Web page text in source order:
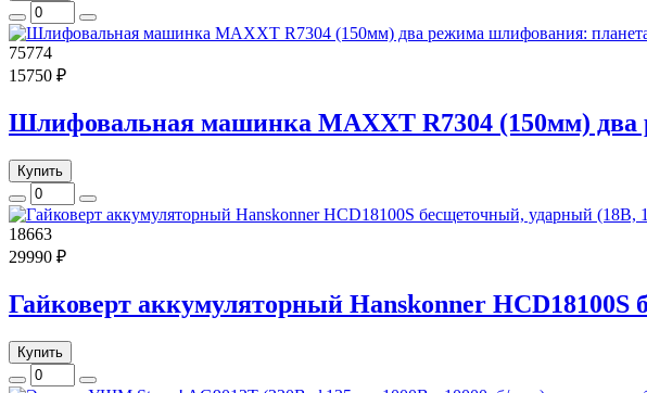
75774
15750 ₽
Шлифовальная машинка MAXXT R7304 (150мм) два
Купить
18663
29990 ₽
Гайковерт аккумуляторный Hanskonner
Купить